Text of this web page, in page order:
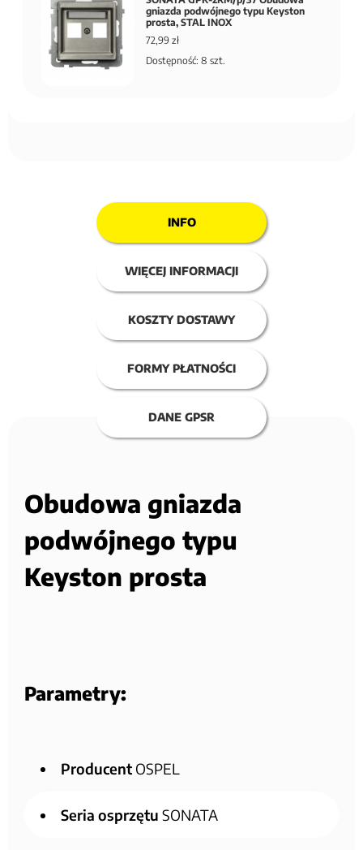
gniazda podwójnego typu Keyston
prosta, STAL INOX
72,99 zł
Dostępność: 8 szt.
INFO
WIĘCEJ INFORMACJI
KOSZTY DOSTAWY
FORMY PŁATNOŚCI
DANE GPSR
Obudowa gniazda
podwójnego typu
Keyston prosta
Parametry:
Producent OSPEL
Seria osprzętu SONATA